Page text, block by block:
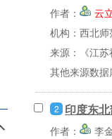
作者：
云
机构：西北
来源：《江
其他来源数据
2 印度东
作者： 李